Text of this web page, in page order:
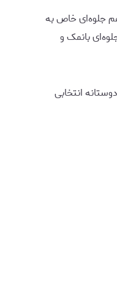
هم جلوه‌ای خاص به
بانمک و
انتخابی